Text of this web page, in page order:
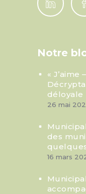
Notre
« J’aime
déloyale
26 mai
des
16 mars